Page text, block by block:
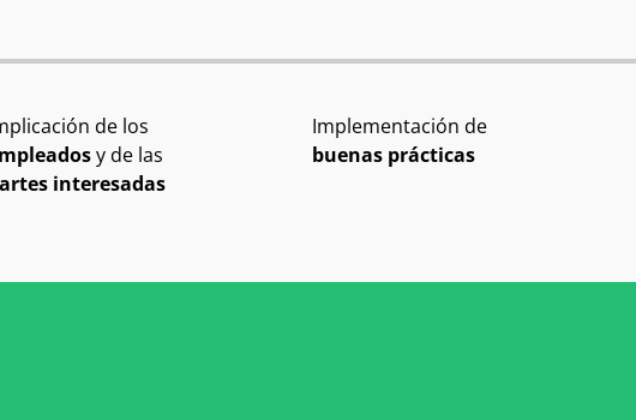
de los
y de las
interesadas
Implementación de
buenas prácticas